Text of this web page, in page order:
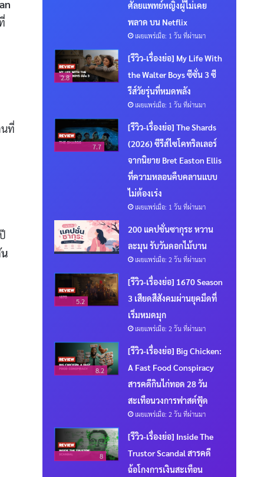
นที่
ศัลยแพทย์หญิงผู้ไม่เคย
พลาด บน Netflix
เผยแพร่เมื่อ: 1 วัน ที่ผ่านมา
2.8
[รีวิว-เรื่องย่อ] My Life With
the Walter Boys ซีซั่น 3 ซี
รีส์วัยรุ่นที่หมดพลัง
เผยแพร่เมื่อ: 1 วัน ที่ผ่านมา
7.7
[รีวิว-เรื่องย่อ] The Shards
(2026) ซีรีส์ไซโคทริลเลอร์
จากนิยาย Bret Easton Ellis
ที่ความหลอนคืบคลานแบบ
ไม่ต้องเร่ง
เผยแพร่เมื่อ: 1 วัน ที่ผ่านมา
200 แคปชั่นซากุระ หวาน
ละมุน รับวันดอกไม้บาน
เผยแพร่เมื่อ: 2 วัน ที่ผ่านมา
5.2
[รีวิว-เรื่องย่อ] 1670 Season
3 เสียดสีสังคมผ่านยุคมืดที่
เริ่มหมดมุก
เผยแพร่เมื่อ: 2 วัน ที่ผ่านมา
8.2
[รีวิว-เรื่องย่อ] Big Chicken:
A Fast Food Conspiracy
สารคดีกินไก่ทอด 28 วัน
สะเทือนวงการฟาสต์ฟู้ด
เผยแพร่เมื่อ: 2 วัน ที่ผ่านมา
8
[รีวิว-เรื่องย่อ] Inside The
Trustor Scandal สารคดี
ฉ้อโกงการเงินสะเทือน